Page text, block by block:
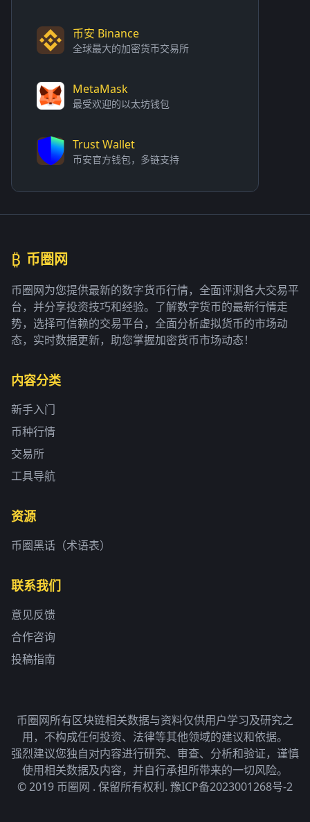
币安 Binance
全球最大的加密货币交易所
MetaMask
最受欢迎的以太坊钱包
Trust Wallet
币安官方钱包，多链支持
₿ 币圈网
币圈网为您提供最新的数字货币行情，全面评测各大交易平
台，并分享投资技巧和经验。了解数字货币的最新行情走
势，选择可信赖的交易平台，全面分析虚拟货币的市场动
态，实时数据更新，助您掌握加密货币市场动态！
内容分类
新手入门
币种行情
交易所
工具导航
资源
币圈黑话（术语表）
联系我们
意见反馈
合作咨询
投稿指南
币圈网所有区块链相关数据与资料仅供用户学习及研究之
用，不构成任何投资、法律等其他领域的建议和依据。
强烈建议您独自对内容进行研究、审查、分析和验证，谨慎
使用相关数据及内容，并自行承担所带来的一切风险。
© 2019 币圈网 . 保留所有权利. 豫ICP备2023001268号-2